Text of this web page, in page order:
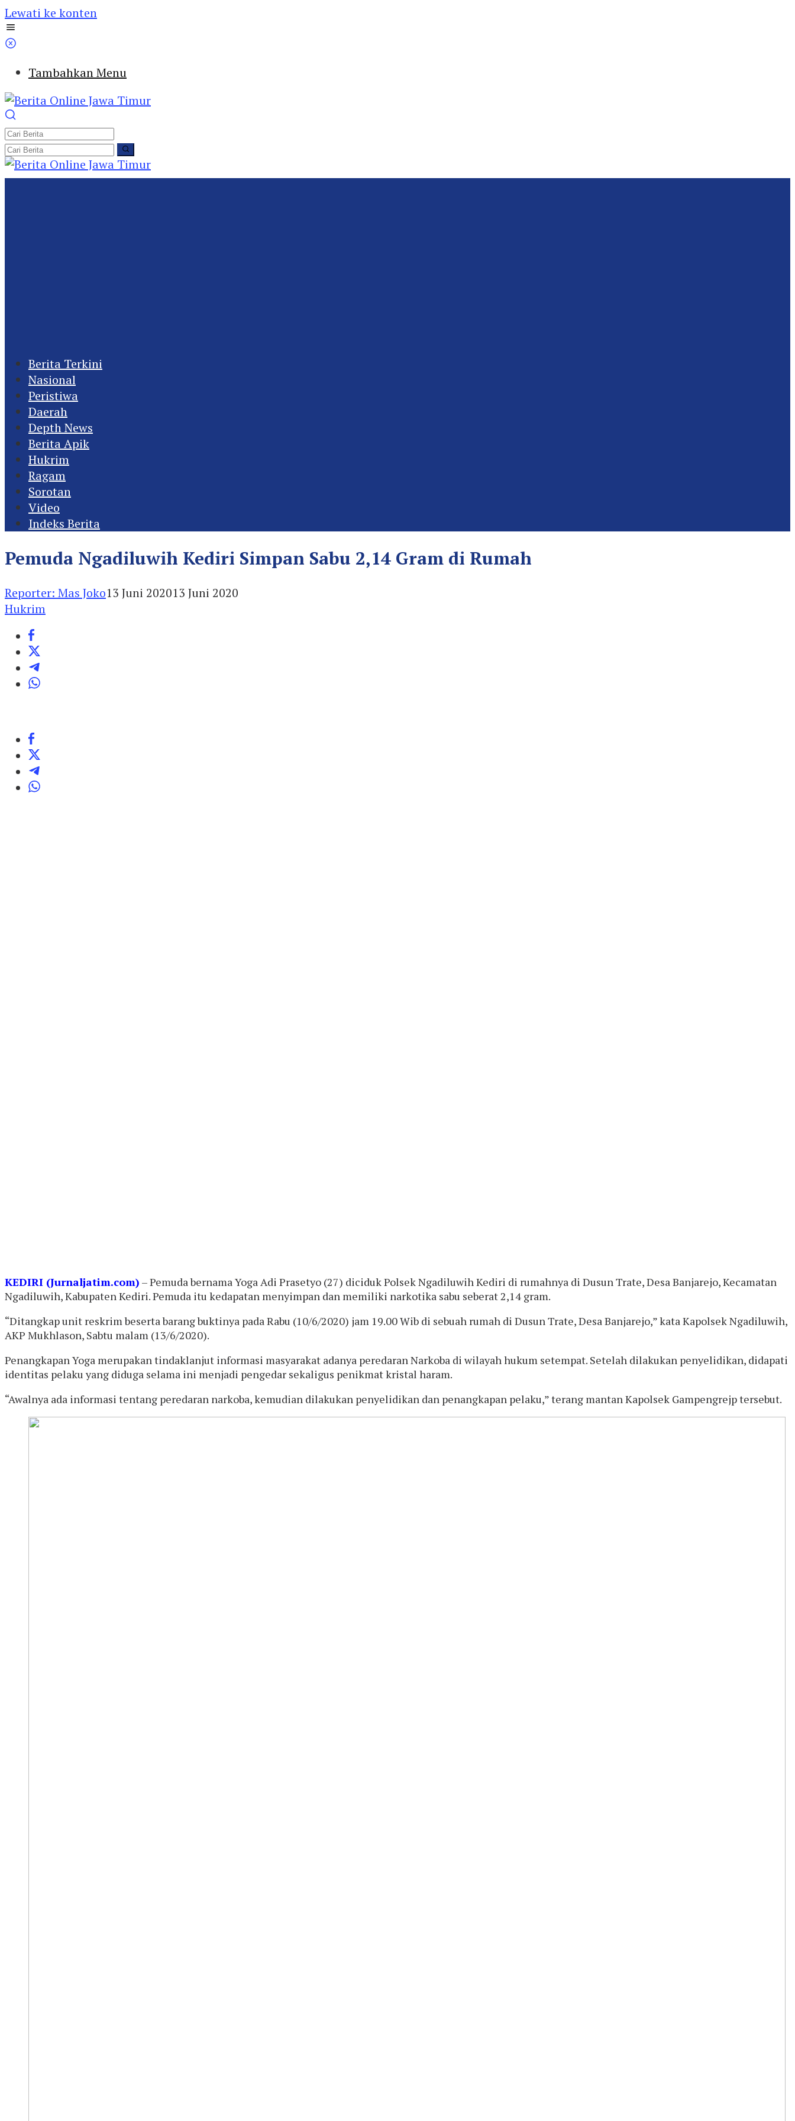
Lewati ke konten
Tambahkan Menu
Berita Terkini
Nasional
Peristiwa
Daerah
Depth News
Berita Apik
Hukrim
Ragam
Sorotan
Video
Indeks Berita
Pemuda Ngadiluwih Kediri Simpan Sabu 2,14 Gram di Rumah
Reporter: Mas Joko13 Juni 202013 Juni 2020
Hukrim
KEDIRI (Jurnaljatim.com) – Pemuda bernama Yoga Adi Prasetyo (27) diciduk Polsek Ngadiluwih Kediri di rumahnya di Dusun Trate, Desa Banjarejo, Kecamatan
Ngadiluwih, Kabupaten Kediri. Pemuda itu kedapatan menyimpan dan memiliki narkotika sabu seberat 2,14 gram.
“Ditangkap unit reskrim beserta barang buktinya pada Rabu (10/6/2020) jam 19.00 Wib di sebuah rumah di Dusun Trate, Desa Banjarejo,” kata Kapolsek Ngadiluwih,
AKP Mukhlason, Sabtu malam (13/6/2020).
Penangkapan Yoga merupakan tindaklanjut informasi masyarakat adanya peredaran Narkoba di wilayah hukum setempat. Setelah dilakukan penyelidikan, didapati
identitas pelaku yang diduga selama ini menjadi pengedar sekaligus penikmat kristal haram.
“Awalnya ada informasi tentang peredaran narkoba, kemudian dilakukan penyelidikan dan penangkapan pelaku,” terang mantan Kapolsek Gampengrejp tersebut.